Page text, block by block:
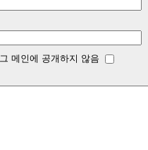
메인에 공개하지 않음